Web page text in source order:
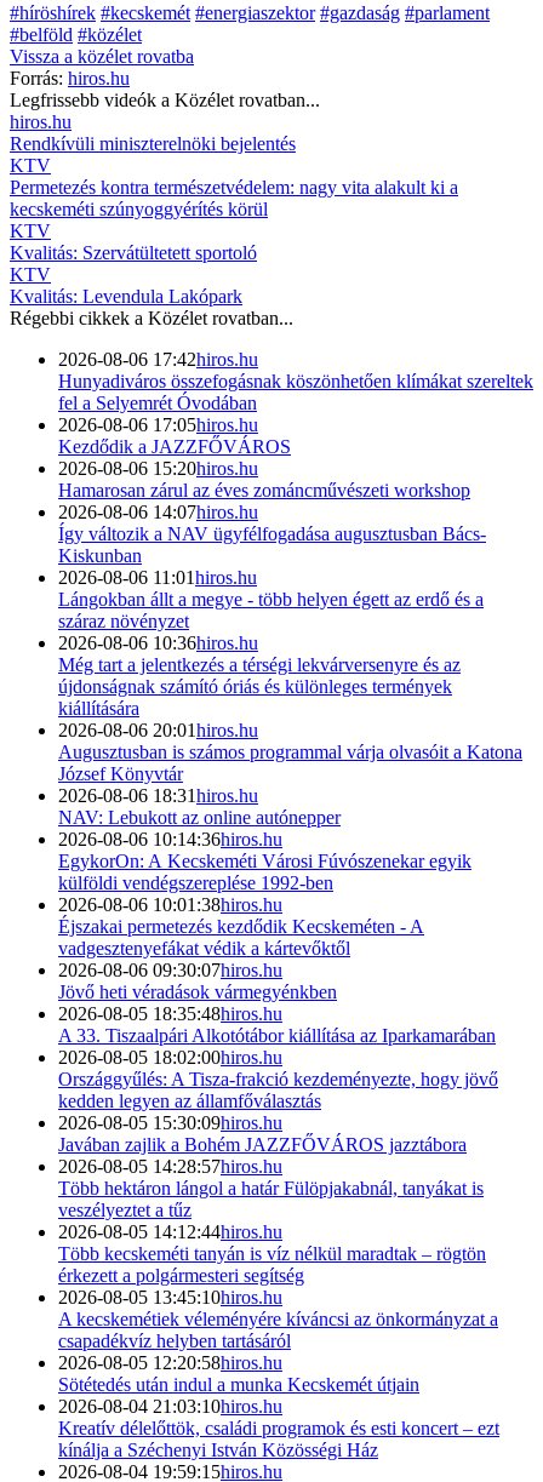
#híröshírek #kecskemét #energiaszektor #gazdaság #parlament
#belföld #közélet
Vissza a közélet rovatba
Forrás: hiros.hu
Legfrissebb videók a Közélet rovatban...
hiros.hu
Rendkívüli miniszterelnöki bejelentés
KTV
Permetezés kontra természetvédelem: nagy vita alakult ki a
kecskeméti szúnyoggyérítés körül
KTV
Kvalitás: Szervátültetett sportoló
KTV
Kvalitás: Levendula Lakópark
Régebbi cikkek a Közélet rovatban...
2026-08-06 17:42hiros.hu
Hunyadiváros összefogásnak köszönhetően klímákat szereltek
fel a Selyemrét Óvodában
2026-08-06 17:05hiros.hu
Kezdődik a JAZZFŐVÁROS
2026-08-06 15:20hiros.hu
Hamarosan zárul az éves zománcművészeti workshop
2026-08-06 14:07hiros.hu
Így változik a NAV ügyfélfogadása augusztusban Bács-
Kiskunban
2026-08-06 11:01hiros.hu
Lángokban állt a megye - több helyen égett az erdő és a
száraz növényzet
2026-08-06 10:36hiros.hu
Még tart a jelentkezés a térségi lekvárversenyre és az
újdonságnak számító óriás és különleges termények
kiállítására
2026-08-06 20:01hiros.hu
Augusztusban is számos programmal várja olvasóit a Katona
József Könyvtár
2026-08-06 18:31hiros.hu
NAV: Lebukott az online autónepper
2026-08-06 10:14:36hiros.hu
EgykorOn: A Kecskeméti Városi Fúvószenekar egyik
külföldi vendégszereplése 1992-ben
2026-08-06 10:01:38hiros.hu
Éjszakai permetezés kezdődik Kecskeméten - A
vadgesztenyefákat védik a kártevőktől
2026-08-06 09:30:07hiros.hu
Jövő heti véradások vármegyénkben
2026-08-05 18:35:48hiros.hu
A 33. Tiszaalpári Alkotótábor kiállítása az Iparkamarában
2026-08-05 18:02:00hiros.hu
Országgyűlés: A Tisza-frakció kezdeményezte, hogy jövő
kedden legyen az államfőválasztás
2026-08-05 15:30:09hiros.hu
Javában zajlik a Bohém JAZZFŐVÁROS jazztábora
2026-08-05 14:28:57hiros.hu
Több hektáron lángol a határ Fülöpjakabnál, tanyákat is
veszélyeztet a tűz
2026-08-05 14:12:44hiros.hu
Több kecskeméti tanyán is víz nélkül maradtak – rögtön
érkezett a polgármesteri segítség
2026-08-05 13:45:10hiros.hu
A kecskemétiek véleményére kíváncsi az önkormányzat a
csapadékvíz helyben tartásáról
2026-08-05 12:20:58hiros.hu
Sötétedés után indul a munka Kecskemét útjain
2026-08-04 21:03:10hiros.hu
Kreatív délelőttök, családi programok és esti koncert – ezt
kínálja a Széchenyi István Közösségi Ház
2026-08-04 19:59:15hiros.hu